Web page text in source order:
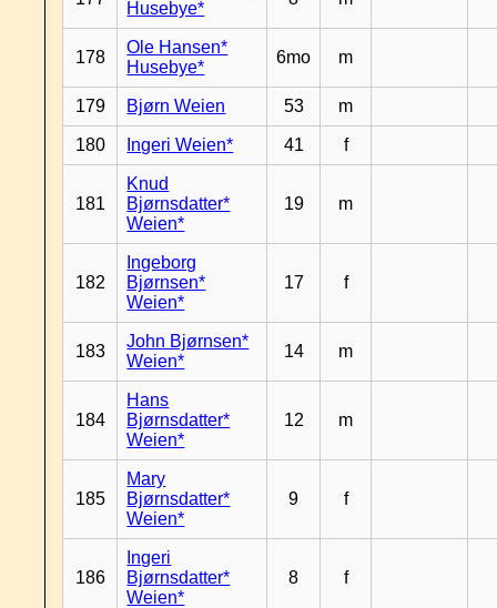
Husebye*
178
Ole Hansen*
Husebye*
6mo m
179 Bjørn Weien 53 m
180 Ingeri Weien* 41 f
181
Knud
Bjørnsdatter*
Weien*
19 m
182
Ingeborg
Bjørnsen*
Weien*
17 f
183
John Bjørnsen*
Weien*
14 m
184
Hans
Bjørnsdatter*
Weien*
12 m
185
Mary
Bjørnsdatter*
Weien*
9 f
186
Ingeri
Bjørnsdatter*
Weien*
8 f